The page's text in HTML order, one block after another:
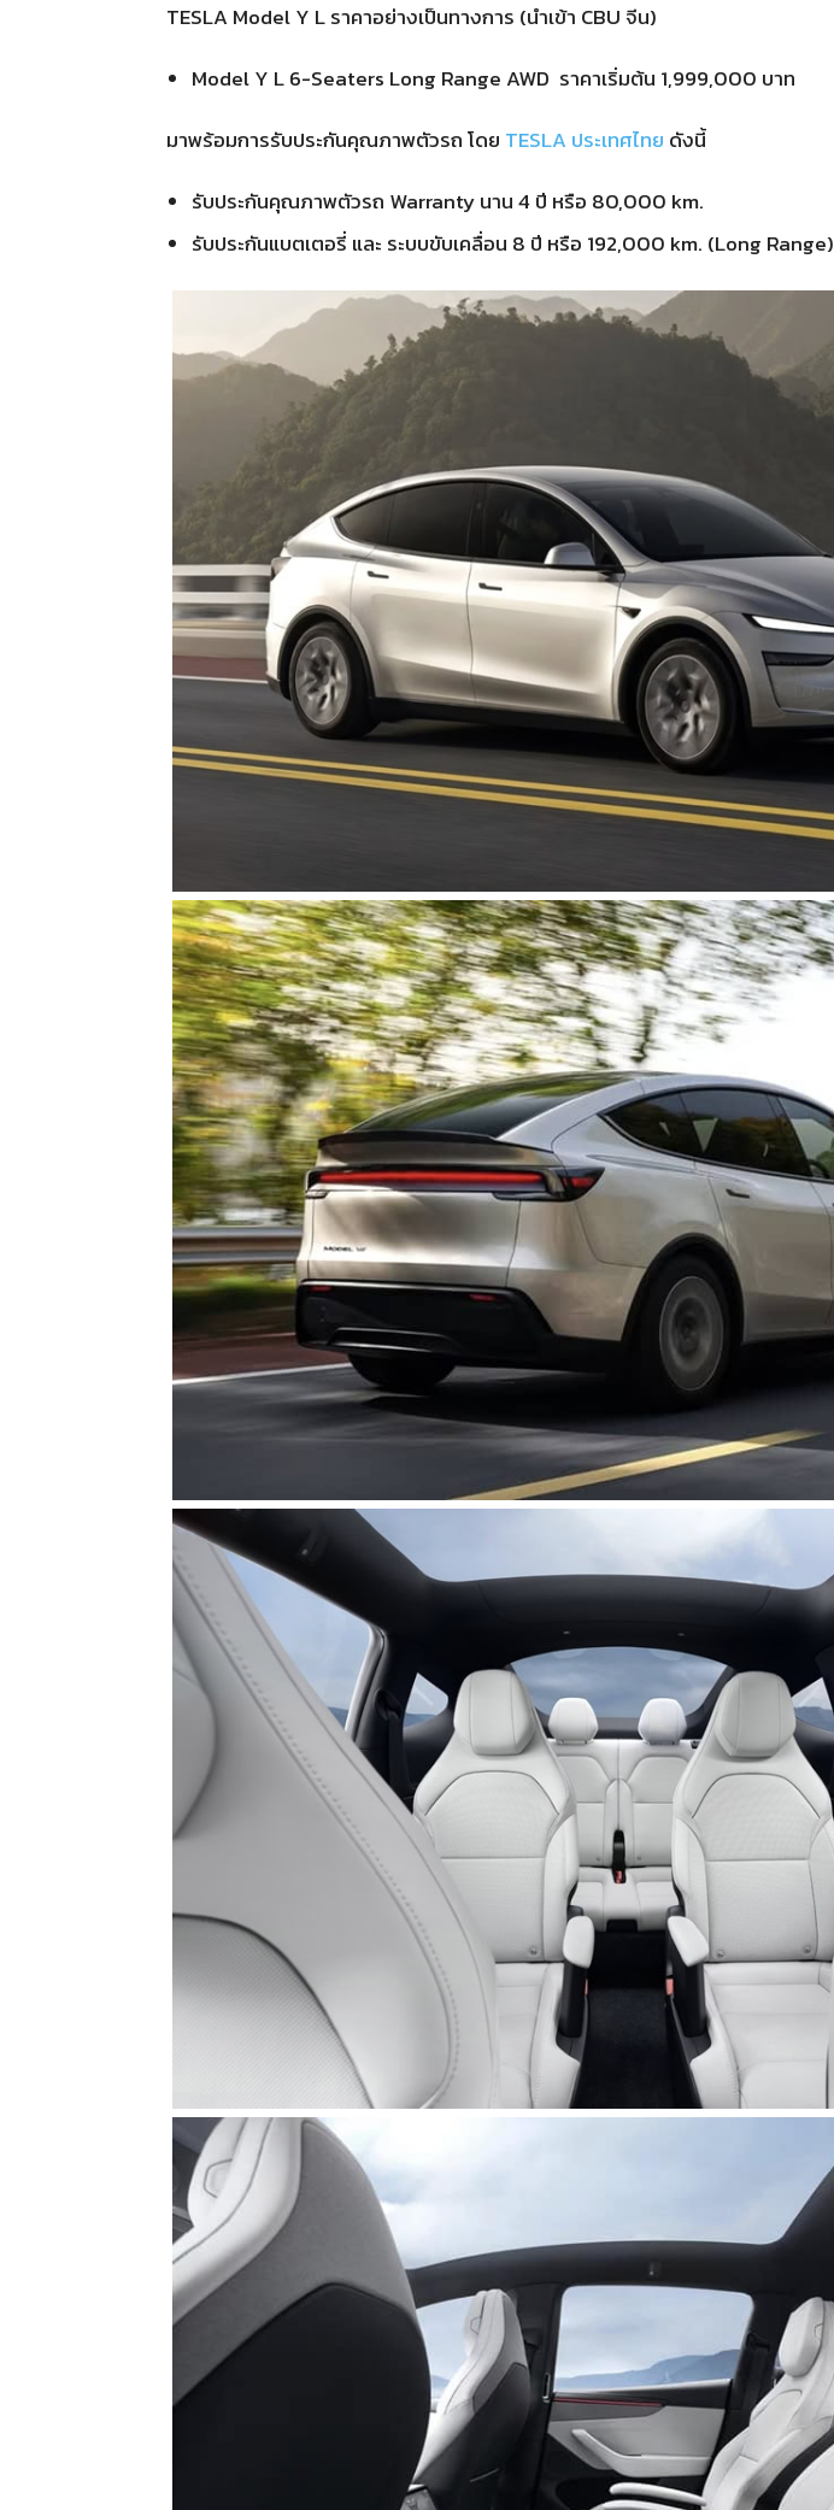
TESLA Model Y L ราคาอย่างเป็นทางการ (นำเข้า CBU จีน)
Model Y L 6-Seaters Long Range AWD ราคาเริ่มต้น 1,999,000 บาท
มาพร้อมการรับประกันคุณภาพตัวรถ โดย TESLA ประเทศไทย ดังนี้
รับประกันคุณภาพตัวรถ Warranty นาน 4 ปี หรือ 80,000 km.
รับประกันแบตเตอรี่ และ ระบบขับเคลื่อน 8 ปี หรือ 192,000 km. (Long Range)